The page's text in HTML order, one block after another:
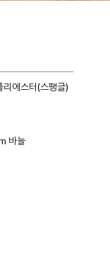
에스터(스팽글)
바늘